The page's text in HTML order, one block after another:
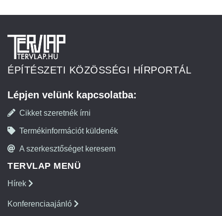
ÉPÍTÉSZETI KÖZÖSSÉGI HÍRPORTÁL
Lépjen velünk kapcsolatba:
Cikket szeretnék írni
Termékinformációt küldenék
A szerkesztőséget keresem
TERVLAP MENÜ
Hírek
Konferenciaajánló